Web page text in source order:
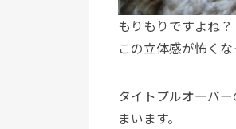
もりもりですよね？
この立体感が怖くな
タイトプルオーバ
まいます。